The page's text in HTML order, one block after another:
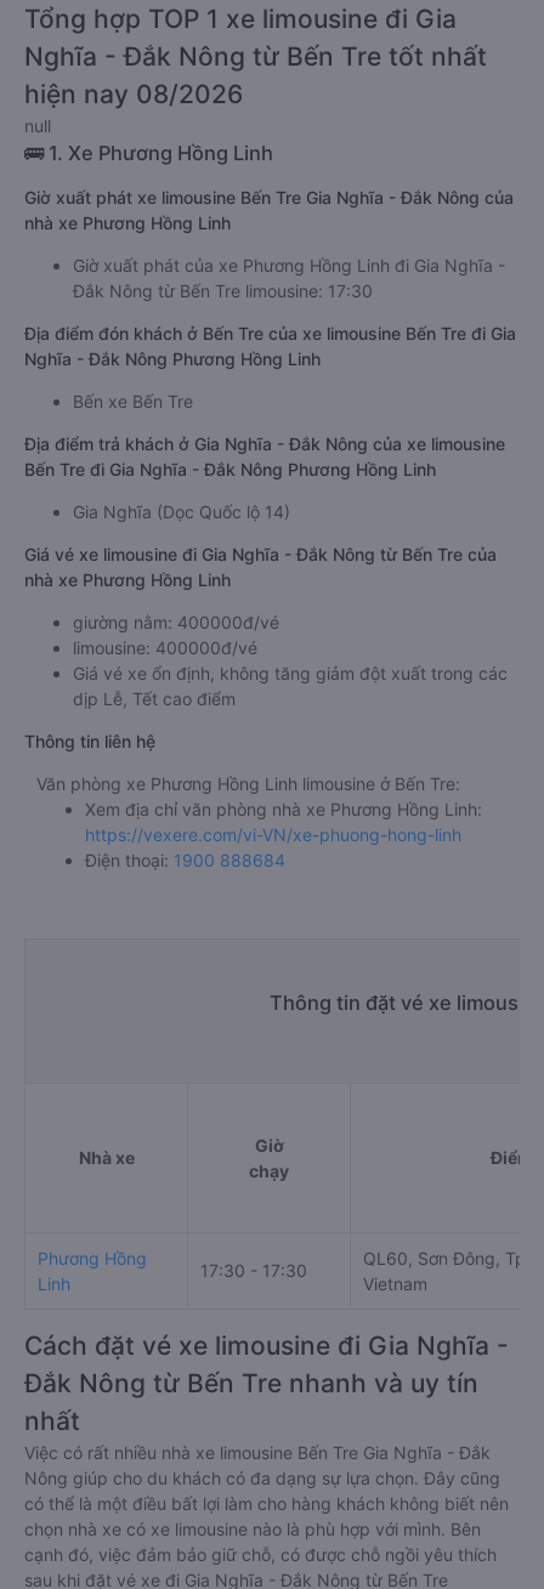
Tổng hợp TOP 1 xe limousine đi Gia
Nghĩa - Đắk Nông từ Bến Tre tốt nhất
hiện nay 08/2026
null
🚌 1. Xe Phương Hồng Linh
Giờ xuất phát xe limousine Bến Tre Gia Nghĩa - Đắk Nông của
nhà xe Phương Hồng Linh
Giờ xuất phát của xe Phương Hồng Linh đi Gia Nghĩa -
Đắk Nông từ Bến Tre limousine: 17:30
Địa điểm đón khách ở Bến Tre của xe limousine Bến Tre đi Gia
Nghĩa - Đắk Nông Phương Hồng Linh
Bến xe Bến Tre
Địa điểm trả khách ở Gia Nghĩa - Đắk Nông của xe limousine
Bến Tre đi Gia Nghĩa - Đắk Nông Phương Hồng Linh
Gia Nghĩa (Dọc Quốc lộ 14)
Giá vé xe limousine đi Gia Nghĩa - Đắk Nông từ Bến Tre của
nhà xe Phương Hồng Linh
giường nằm: 400000đ/vé
limousine: 400000đ/vé
Giá vé xe ổn định, không tăng giảm đột xuất trong các
dịp Lễ, Tết cao điểm
Thông tin liên hệ
Văn phòng xe Phương Hồng Linh limousine ở Bến Tre:
Xem địa chỉ văn phòng nhà xe Phương Hồng Linh:
https://vexere.com/vi-VN/xe-phuong-hong-linh
Điện thoại: 1900 888684
Thông tin đặt vé xe
Nhà xe
Giờ
chạy
Điểm
Phương Hồng
Linh
17:30 - 17:30
QL60, Sơn Đông, Tp.
Vietnam
Cách đặt vé xe limousine đi Gia Nghĩa -
Đắk Nông từ Bến Tre nhanh và uy tín
nhất
Việc có rất nhiều nhà xe limousine Bến Tre Gia Nghĩa - Đắk
Nông giúp cho du khách có đa dạng sự lựa chọn. Đây cũng
có thể là một điều bất lợi làm cho hàng khách không biết nên
chọn nhà xe có xe limousine nào là phù hợp với mình. Bên
cạnh đó, việc đảm bảo giữ chỗ, có được chỗ ngồi yêu thích
sau khi đặt vé xe đi Gia Nghĩa - Đắk Nông từ Bến Tre